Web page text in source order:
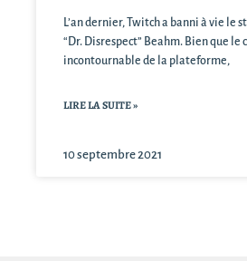
L’an dernier, Twitch a banni à vie le
“Dr. Disrespect” Beahm. Bien que
incontournable de la plateforme,
LIRE LA SUITE »
10 septembre 2021